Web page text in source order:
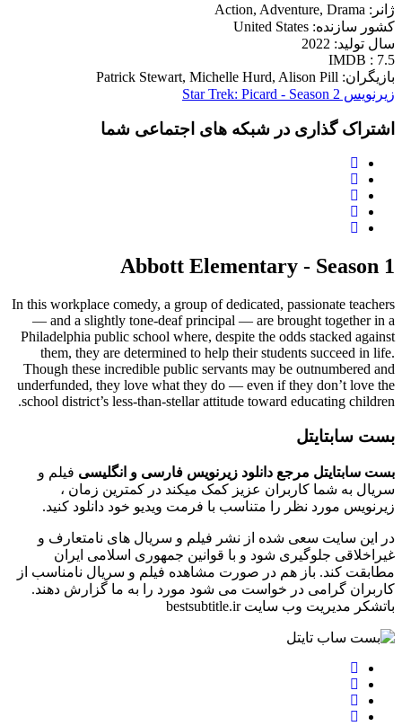
ژانر: Action, Adventure, Drama
کشور سازنده: United States
سال تولید: 2022
IMDB : 7.5
بازیگران: Patrick Stewart, Michelle Hurd, Alison Pill
زیرنویس Star Trek: Picard - Season 2
اشتراک گذاری در شبکه های اجتماعی شما
Abbott Elementary - Season 1
In this workplace comedy, a group of dedicated, passionate teachers
— and a slightly tone-deaf principal — are brought together in a
Philadelphia public school where, despite the odds stacked against
them, they are determined to help their students succeed in life.
Though these incredible public servants may be outnumbered and
underfunded, they love what they do — even if they don’t love the
school district’s less-than-stellar attitude toward educating children.
بست سابتایتل
بست سابتایتل مرجع دانلود زیرنویس فارسی و انگلیسی فیلم و
سریال به شما کاربران عزیز کمک میکند در کمترین زمان ،
زیرنویس مورد نظر را متناسب با فرمت ویدیو خود دانلود کنید.
در این سایت سعی شده از نشر فیلم و سریال های نامتعارف و
غیراخلاقی جلوگیری شود و با قوانین جمهوری اسلامی ایران
مطابقت کند. باز هم در صورت مشاهده فیلم و سریال نامناسب از
کاربران گرامی در خواست می شود مورد را به ما گزارش دهند.
باتشکر مدیریت وب سایت bestsubtitle.ir